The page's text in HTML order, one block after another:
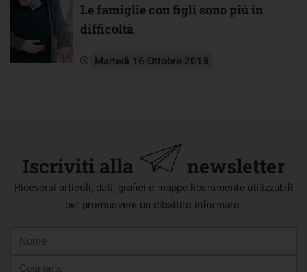
Le famiglie con figli sono più in
difficoltà
Martedì 16 Ottobre 2018
Iscriviti alla newsletter
Riceverai articoli, dati, grafici e mappe liberamente utilizzabili
per promuovere un dibattito informato.
mail